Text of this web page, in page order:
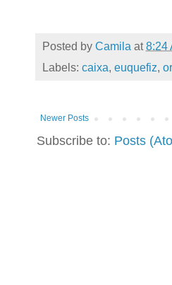
Posted by Camila at8:24
Labels: caixa, euquefiz,
Newer Posts
Subscribe to: Posts